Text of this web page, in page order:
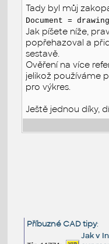
Tady byl můj
Document =drawing
Jak píšete níže,
popřehazoval a
sestavě.
Ověření na více
jelikož používáme
pro výkres.
Ještě jednou díky,
Příbuzné CAD tipy:
Jak v